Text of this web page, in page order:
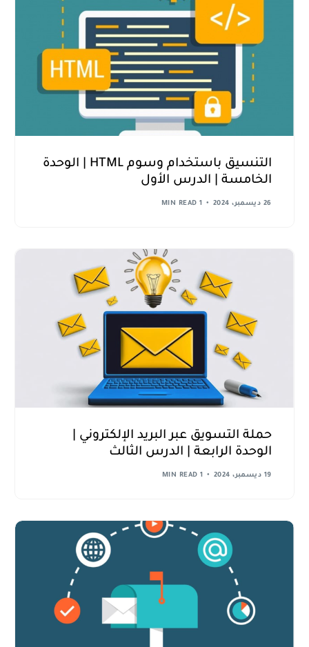
التنسيق باستخدام وسوم HTML | الوحدة
الخامسة | الدرس الأول
26 ديسمبر، 2024 1 MIN READ
حملة التسويق عبر البريد الإلكتروني |
الوحدة الرابعة | الدرس الثالث
19 ديسمبر، 2024 1 MIN READ